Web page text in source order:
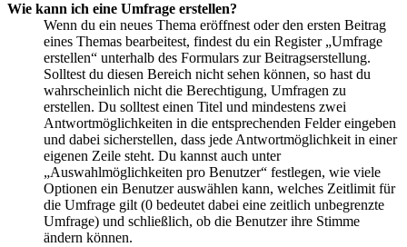
Wie kann ich eine Umfrage erstellen?
Wenn du ein neues Thema eröffnest oder den ersten Beitrag
eines Themas bearbeitest, findest du ein Register „Umfrage
erstellen“ unterhalb des Formulars zur Beitragserstellung.
Solltest du diesen Bereich nicht sehen können, so hast du
wahrscheinlich nicht die Berechtigung, Umfragen zu
erstellen. Du solltest einen Titel und mindestens zwei
Antwortmöglichkeiten in die entsprechenden Felder eingeben
und dabei sicherstellen, dass jede Antwortmöglichkeit in einer
eigenen Zeile steht. Du kannst auch unter
„Auswahlmöglichkeiten pro Benutzer“ festlegen, wie viele
Optionen ein Benutzer auswählen kann, welches Zeitlimit für
die Umfrage gilt (0 bedeutet dabei eine zeitlich unbegrenzte
Umfrage) und schließlich, ob die Benutzer ihre Stimme
ändern können.